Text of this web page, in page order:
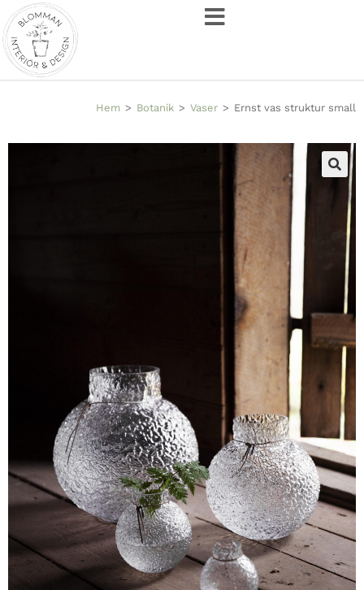
Hem > Botanik > Vaser > Ernst vas struktur small